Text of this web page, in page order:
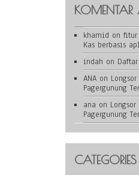
khamid on fitur
Kas berbasis
indah on
ANA on
Pagergunung
ana on
Pagergunung
CATEGORIES